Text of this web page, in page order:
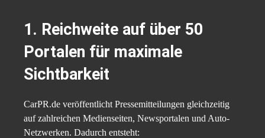
1. Reichweite auf über 50
Portalen für maximale
Sichtbarkeit
CarPR.de veröffentlicht Pressemitteilungen gleichzeitig
auf zahlreichen Medienseiten, Newsportalen und Auto-
Netzwerken. Dadurch entsteht: